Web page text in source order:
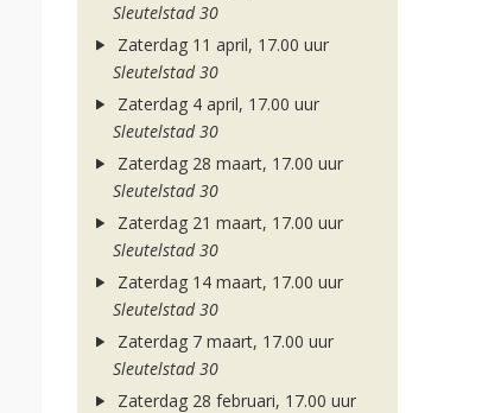
Sleutelstad 30
Zaterdag 11 april, 17.00 uur
Sleutelstad 30
Zaterdag 4 april, 17.00 uur
Sleutelstad 30
Zaterdag 28 maart, 17.00 uur
Sleutelstad 30
Zaterdag 21 maart, 17.00 uur
Sleutelstad 30
Zaterdag 14 maart, 17.00 uur
Sleutelstad 30
Zaterdag 7 maart, 17.00 uur
Sleutelstad 30
Zaterdag 28 februari, 17.00 uur